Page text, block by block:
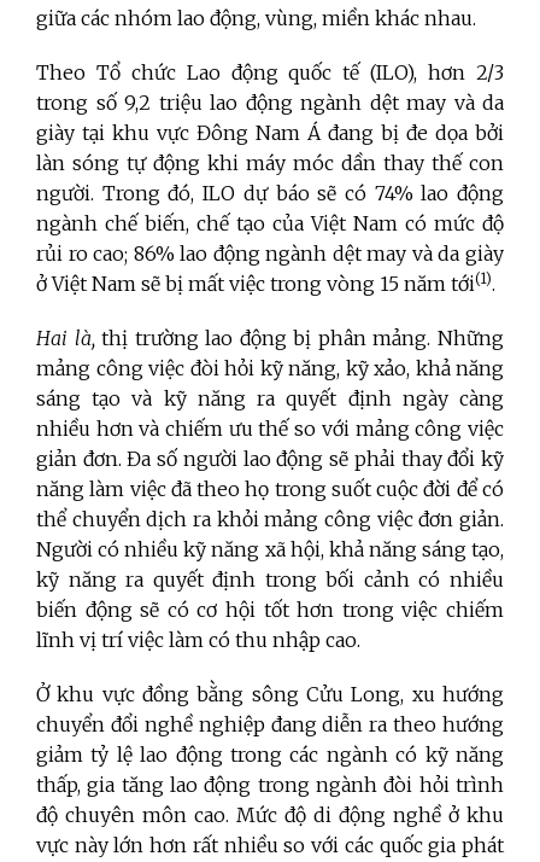
giữa các nhóm lao động, vùng, miền khác nhau.
Theo Tổ chức Lao động quốc tế (ILO), hơn 2/3
trong số 9,2 triệu lao động ngành dệt may và da
giày tại khu vực Đông Nam Á đang bị đe dọa bởi
làn sóng tự động khi máy móc dần thay thế con
người. Trong đó, ILO dự báo sẽ có 74% lao động
ngành chế biến, chế tạo của Việt Nam có mức độ
rủi ro cao; 86% lao động ngành dệt may và da giày
ở Việt Nam sẽ bị mất việc trong vòng 15 năm tới(1).
Hai là,thị trường lao động bị phân mảng. Những
mảng công việc đòi hỏi kỹ năng, kỹ xảo, khả năng
sáng tạo và kỹ năng ra quyết định ngày càng
nhiều hơn và chiếm ưu thế so với mảng công việc
giản đơn. Đa số người lao động sẽ phải thay đổi kỹ
năng làm việc đã theo họ trong suốt cuộc đời để có
thể chuyển dịch ra khỏi mảng công việc đơn giản.
Người có nhiều kỹ năng xã hội, khả năng sáng tạo,
kỹ năng ra quyết định trong bối cảnh có nhiều
biến động sẽ có cơ hội tốt hơn trong việc chiếm
lĩnh vị trí việc làm có thu nhập cao.
Ở khu vực đồng bằng sông Cửu Long, xu hướng
chuyển đổi nghề nghiệp đang diễn ra theo hướng
giảm tỷ lệ lao động trong các ngành có kỹ năng
thấp, gia tăng lao động trong ngành đòi hỏi trình
độ chuyên môn cao. Mức độ di động nghề ở khu
vực này lớn hơn rất nhiều so với các quốc gia phát